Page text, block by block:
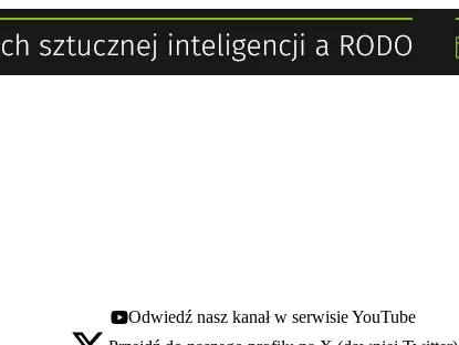
Youtube - otwiera się w nowej karcie
Odwiedź nasz kanał w serwisie YouTube